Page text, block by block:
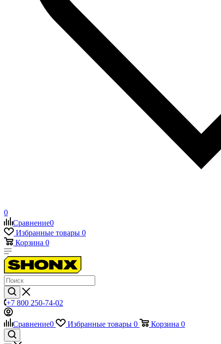
0
Сравнение0
Избранные товары 0
Корзина 0
+7 800 250-74-02
Сравнение0 Избранные товары 0 Корзина 0